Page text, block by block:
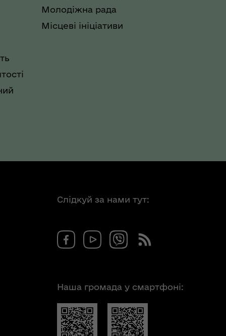
Молодіжна рада
Місцеві ініціативи
Слідкуй за нами тут:
Наша громада у смартфоні: